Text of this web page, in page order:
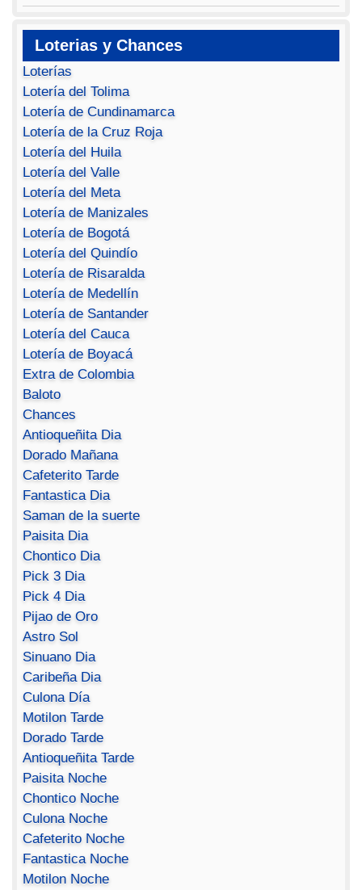
Loterias y Chances
Loterías
Lotería del Tolima
Lotería de Cundinamarca
Lotería de la Cruz Roja
Lotería del Huila
Lotería del Valle
Lotería del Meta
Lotería de Manizales
Lotería de Bogotá
Lotería del Quindío
Lotería de Risaralda
Lotería de Medellín
Lotería de Santander
Lotería del Cauca
Lotería de Boyacá
Extra de Colombia
Baloto
Chances
Antioqueñita Dia
Dorado Mañana
Cafeterito Tarde
Fantastica Dia
Saman de la suerte
Paisita Dia
Chontico Dia
Pick 3 Dia
Pick 4 Dia
Pijao de Oro
Astro Sol
Sinuano Dia
Caribeña Dia
Culona Día
Motilon Tarde
Dorado Tarde
Antioqueñita Tarde
Paisita Noche
Chontico Noche
Culona Noche
Cafeterito Noche
Fantastica Noche
Motilon Noche